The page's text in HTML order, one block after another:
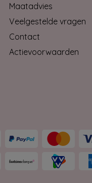
Maatadvies
Veelgestelde vragen
Contact
Actievoorwaarden